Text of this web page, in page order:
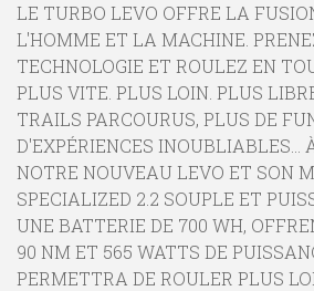
LE TURBO LEVO OFFRE LA
L'HOMME ET LA MACHINE.
TECHNOLOGIE ET ROULEZ EN
PLUS VITE. PLUS LOIN. PLUS
TRAILS PARCOURUS, PLUS DE
D'EXPÉRIENCES INOUBLIABLES…
NOTRE NOUVEAU LEVO ET SON
SPECIALIZED 2.2 SOUPLE ET
UNE BATTERIE DE 700 WH,
90 NM ET 565 WATTS DE
PERMETTRA DE ROULER PLUS